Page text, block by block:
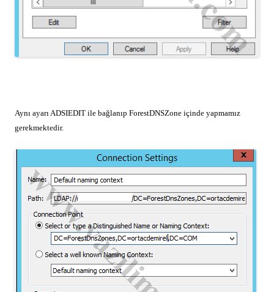
Aynı ayarı ADSIEDIT ile bağlanıp ForestDNSZone içinde yapmamız
gerekmektedir.